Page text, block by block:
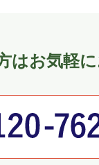
お気軽に